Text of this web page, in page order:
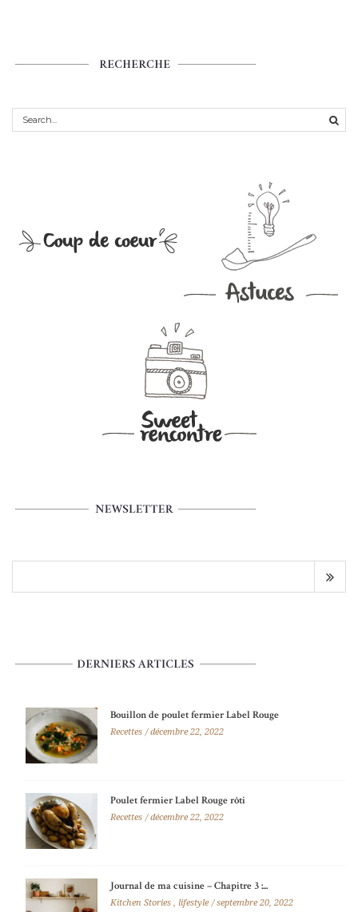
Bouillon de poulet fermier Label Rouge
Recettes décembre 22, 2022
Poulet fermier Label Rouge rôti
Recettes décembre 22, 2022
Journal de ma cuisine – Chapitre 3 :...
Kitchen Stories ,lifestyle septembre 20, 2022